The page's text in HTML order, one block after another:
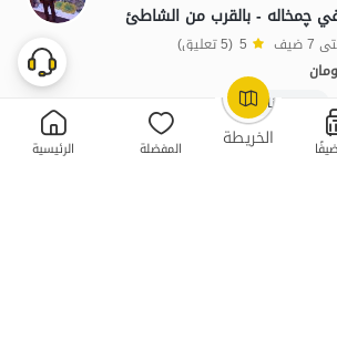
الخريطة المفضلة الرئيسية
چمخاله - بالقرب من الشاطئ
5 (5 تعليق)